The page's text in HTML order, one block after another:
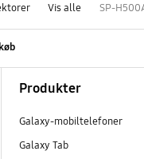
Vis alle SP-
Produkter
Galaxy-mobiltelefoner
Galaxy Tab